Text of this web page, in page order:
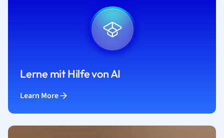
Lerne mit Hilfe von AI
Learn More